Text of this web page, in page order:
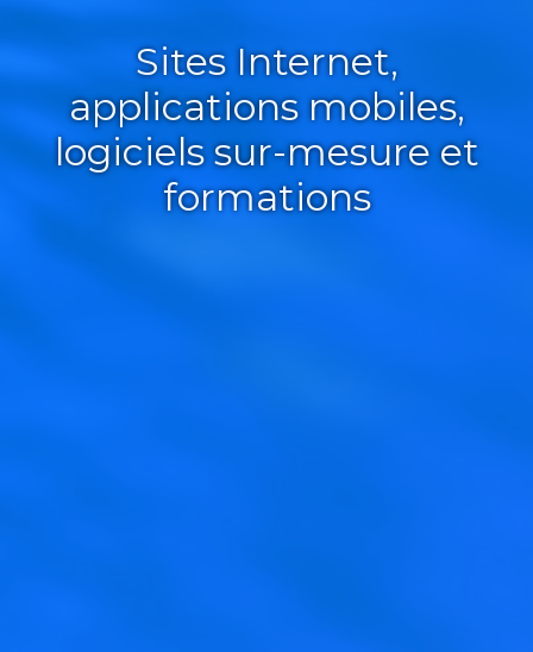
Sites Internet,
applications mobiles,
logiciels sur-mesure et
formations